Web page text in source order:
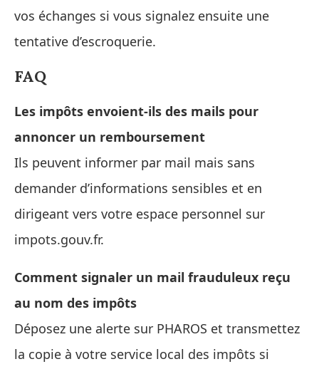
vos échanges si vous signalez ensuite une
tentative d’escroquerie.
FAQ
Les impôts envoient‑ils des mails pour
annoncer un remboursement
Ils peuvent informer par mail mais sans
demander d’informations sensibles et en
dirigeant vers votre espace personnel sur
impots.gouv.fr.
Comment signaler un mail frauduleux reçu
au nom des impôts
Déposez une alerte sur PHAROS et transmettez
la copie à votre service local des impôts si